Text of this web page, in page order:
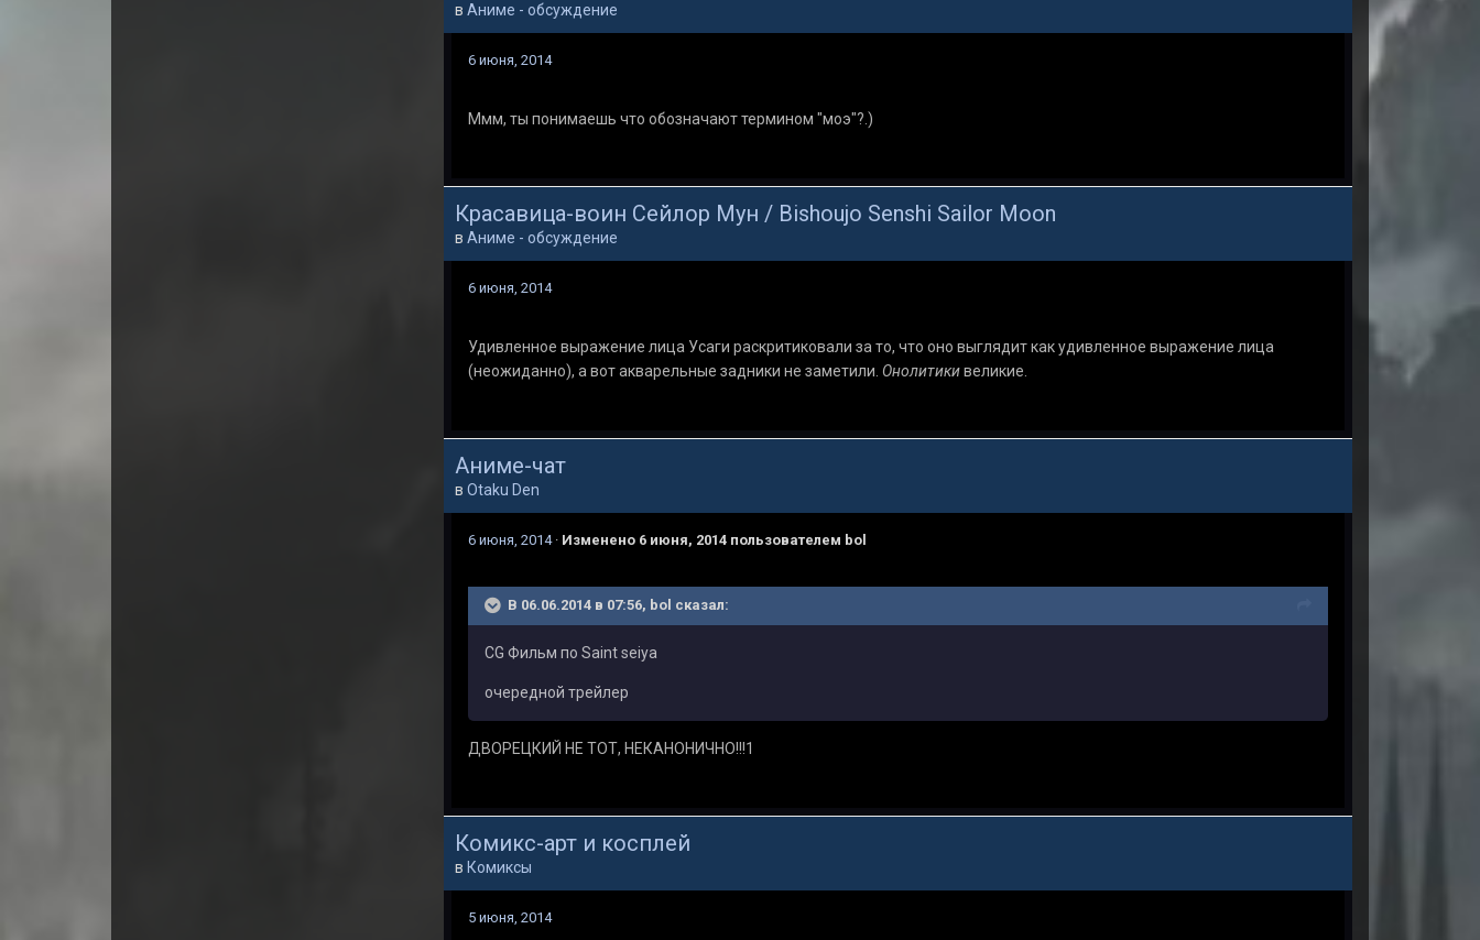
в Аниме - обсуждение
6 июня, 2014
Ммм, ты понимаешь что обозначают термином "моэ"?.)
Красавица-воин Сейлор Мун / Bishoujo Senshi Sailor Moon
в Аниме - обсуждение
6 июня, 2014
Удивленное выражение лица Усаги раскритиковали за то, что оно выглядит как удивленное выражение лица
(неожиданно), а вот акварельные задники не заметили. Онолитикивеликие.
Аниме-чат
в Otaku Den
6 июня, 2014· Изменено 6 июня, 2014пользователем bol
В 06.06.2014 в 07:56, bol сказал:
CG Фильм по Saint seiya
очередной трейлер
ДВОРЕЦКИЙ НЕ ТОТ, НЕКАНОНИЧНО!!!1
Комикс-арт и косплей
в Комиксы
5 июня, 2014